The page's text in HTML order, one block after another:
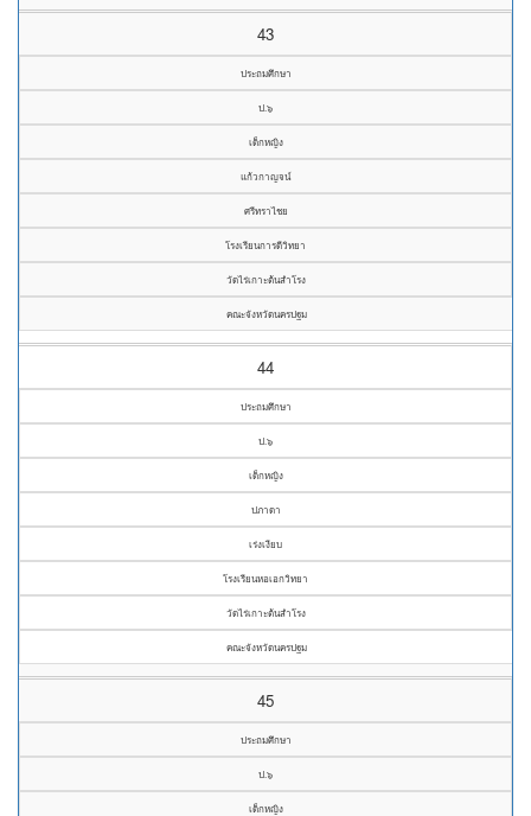
43
ประถมศึกษา
ป.๖
เด็กหญิง
แก้วกาญจน์
ศรีทราไชย
โรงเรียนการดีวิทยา
วัดไร่เกาะต้นสำโรง
คณะจังหวัดนครปฐม
44
ประถมศึกษา
ป.๖
เด็กหญิง
ปภาดา
เร่งเงียบ
โรงเรียนหอเอกวิทยา
วัดไร่เกาะต้นสำโรง
คณะจังหวัดนครปฐม
45
ประถมศึกษา
ป.๖
เด็กหญิง